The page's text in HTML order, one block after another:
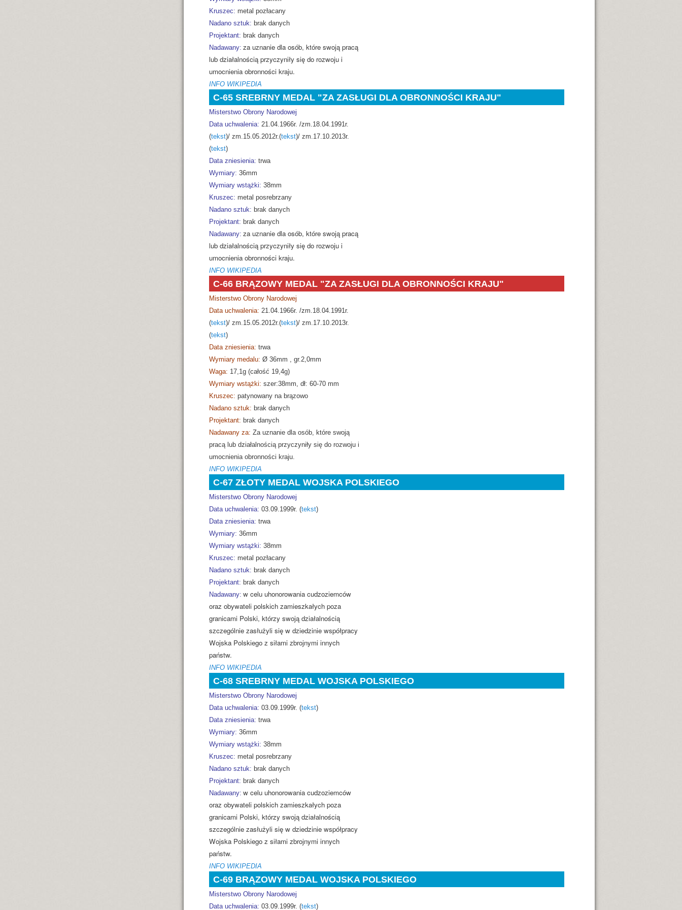
Kruszec: metal pozłacany
Nadano sztuk: brak danych
Projektant: brak danych
Nadawany: za uznanie dla osób, które swoją pracą
lub działalnością przyczyniły się do rozwoju i
umocnienia obronności kraju.
INFO WIKIPEDIA
C-65 SREBRNY MEDAL "ZA ZASŁUGI DLA OBRONNOŚCI KRAJU"
Misterstwo Obrony Narodowej
Data uchwalenia: 21.04.1966r. /zm.18.04.1991r.
(tekst)/ zm.15.05.2012r.(tekst)/ zm.17.10.2013r.
(tekst)
Data zniesienia: trwa
Wymiary: 36mm
Wymiary wstążki: 38mm
Kruszec: metal posrebrzany
Nadano sztuk: brak danych
Projektant: brak danych
Nadawany: za uznanie dla osób, które swoją pracą
lub działalnością przyczyniły się do rozwoju i
umocnienia obronności kraju.
INFO WIKIPEDIA
C-66 BRĄZOWY MEDAL "ZA ZASŁUGI DLA OBRONNOŚCI KRAJU"
Misterstwo Obrony Narodowej
Data uchwalenia: 21.04.1966r. /zm.18.04.1991r.
(tekst)/ zm.15.05.2012r.(tekst)/ zm.17.10.2013r.
(tekst)
Data zniesienia: trwa
Wymiary medalu: Ø 36mm , gr.2,0mm
Waga: 17,1g (całość 19,4g)
Wymiary wstążki: szer:38mm, dł: 60-70 mm
Kruszec: patynowany na brązowo
Nadano sztuk: brak danych
Projektant: brak danych
Nadawany za: Za uznanie dla osób, które swoją
pracą lub działalnością przyczyniły się do rozwoju i
umocnienia obronności kraju.
INFO WIKIPEDIA
C-67 ZŁOTY MEDAL WOJSKA POLSKIEGO
Misterstwo Obrony Narodowej
Data uchwalenia: 03.09.1999r. (tekst)
Data zniesienia: trwa
Wymiary: 36mm
Wymiary wstążki: 38mm
Kruszec: metal pozłacany
Nadano sztuk: brak danych
Projektant: brak danych
Nadawany: w celu uhonorowania cudzoziemców
oraz obywateli polskich zamieszkałych poza
granicami Polski, którzy swoją działalnością
szczególnie zasłużyli się w dziedzinie współpracy
Wojska Polskiego z siłami zbrojnymi innych
państw.
INFO WIKIPEDIA
C-68 SREBRNY MEDAL WOJSKA POLSKIEGO
Misterstwo Obrony Narodowej
Data uchwalenia: 03.09.1999r. (tekst)
Data zniesienia: trwa
Wymiary: 36mm
Wymiary wstążki: 38mm
Kruszec: metal posrebrzany
Nadano sztuk: brak danych
Projektant: brak danych
Nadawany: w celu uhonorowania cudzoziemców
oraz obywateli polskich zamieszkałych poza
granicami Polski, którzy swoją działalnością
szczególnie zasłużyli się w dziedzinie współpracy
Wojska Polskiego z siłami zbrojnymi innych
państw.
INFO WIKIPEDIA
C-69 BRĄZOWY MEDAL WOJSKA POLSKIEGO
Misterstwo Obrony Narodowej
Data uchwalenia: 03.09.1999r. (tekst)